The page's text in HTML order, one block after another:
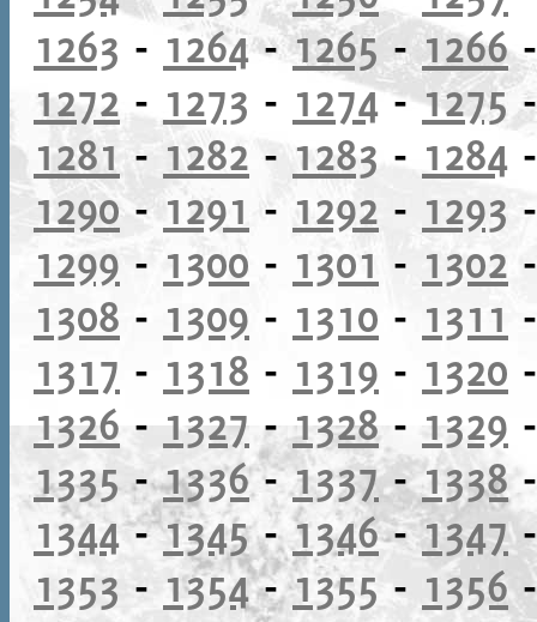
1263 - 1264-1265- 1266
1272 - 1273 - 1274-1275
1281 - 1282 - 1283 - 1284
1290- 1291 - 1292 - 1293
1299 - 1300 - 1301 - 1302
1308 - 1309 - 1310 - 1311
1317 - 1318 - 1319 - 1320
1326 - 1327 -1328- 1329
1335-1336-1337-1338
1344-1345-1346-1347
1353 - 1354-1355 - 1356